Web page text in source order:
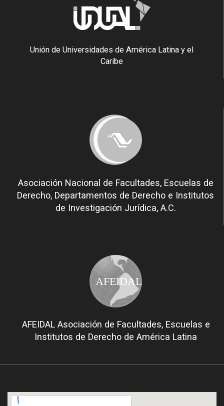
Unión de Universidades de América Latina y el
Caribe
Asociación Nacional de Facultades, Escuelas de
Derecho, Departamentos de Derecho e Institutos
de Investigación Jurídica, A.C.
AFEIDAL
AFEIDAL Asociación de Facultades, Escuelas e
Institutos de Derecho de América Latina